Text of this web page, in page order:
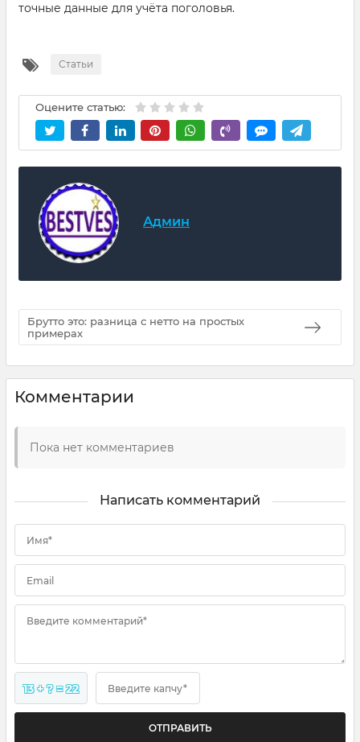
точные данные для учёта поголовья.
Статьи
Оцените статью:
Админ
Брутто это: разница с нетто на простых
примерах
Комментарии
Пока нет комментариев
Написать комментарий
Имя*
Email
Введите комментарий*
13 + ? = 22 Введите капчу*
ОТПРАВИТЬ